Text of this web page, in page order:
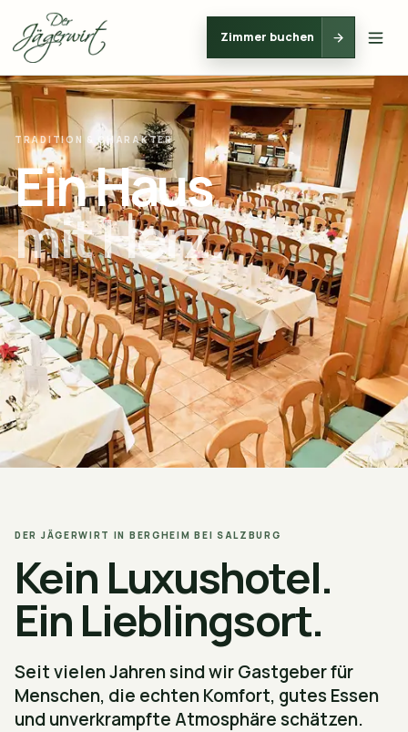
Zimmer buchen
TRADITION & CHARAKTER
Ein Haus
mit Herz.
DER JÄGERWIRT IN BERGHEIM BEI SALZBURG
Kein Luxushotel.
Ein Lieblingsort.
Seit vielen Jahren sind wir Gastgeber für
Menschen, die echten Komfort, gutes Essen
und unverkrampfte Atmosphäre schätzen.